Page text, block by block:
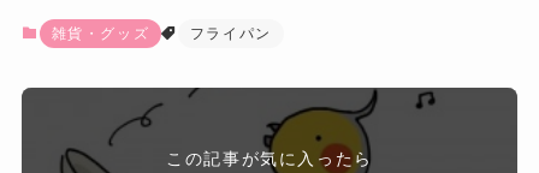
雑貨・グッズ フライパン
この記事が気に入ったら